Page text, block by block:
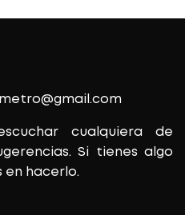
cualquiera de
Si tienes algo
en hacerlo.